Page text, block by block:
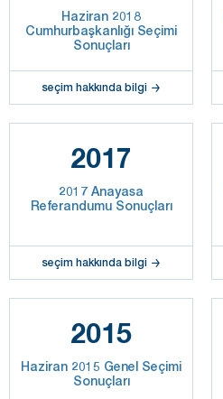
Haziran 2018
Cumhurbaşkanlığı Seçimi
Sonuçları
seçim hakkında bilgi
2017
2017 Anayasa
Referandumu Sonuçları
seçim hakkında bilgi
2015
Haziran 2015 Genel Seçimi
Sonuçları